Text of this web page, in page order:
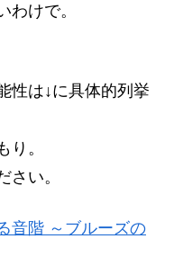
わけで。
性は↓に具体的列挙
り。
さい。
音階 ～ブルーズの